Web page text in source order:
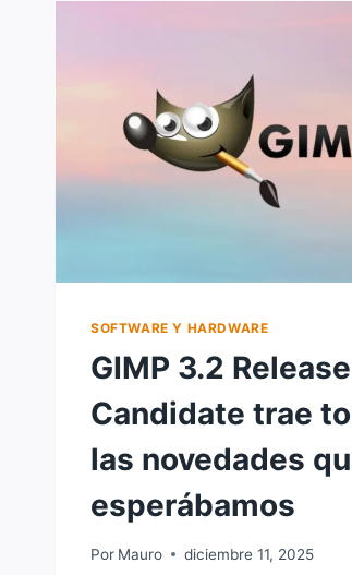
SOFTWARE Y HARDWARE
GIMP 3.2 Release
Candidate trae
las novedades
esperábamos
Por Mauro diciembre 11, 2025